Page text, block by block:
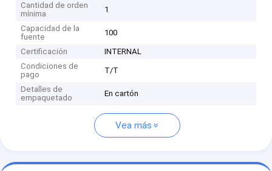
Cantidad de orden
mínima
1
Capacidad de la
fuente
100
Certificación
INTERNAL
Condiciones de
pago
T/T
Detalles de
empaquetado
En cartón
Vea más